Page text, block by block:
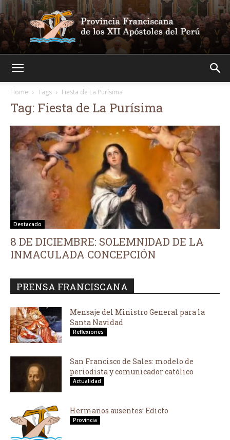
Home
Tags Fiesta de La Purísima
Tag: Fiesta de La Purísima
Destacado
8 DE DICIEMBRE: SOLEMNIDAD DE LA
INMACULADA CONCEPCIÓN
PRENSA FRANCISCANA
Mensaje del Ministro General para la
Santa Navidad
Reflexiones
San Francisco de Sales: modelo de
periodista y comunicador católico
Actualidad
Hermanos ausentes: Edicto
Provincia